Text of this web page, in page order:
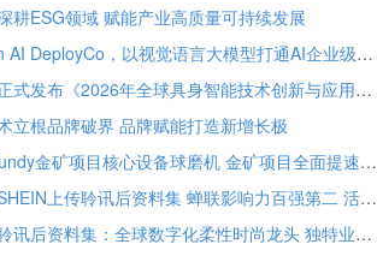
耕ESG领域 赋能产业高质量可持续发展
极视角：对标Open AI DeployCo，以视觉语言大模型打通AI企业级落地“最后一公里”
腾讯云联合沙利文正式发布《2026年全球具身智能技术创新与应用白皮书》
立根品牌破界 品牌赋能打造新增长极
罕王黄金选定Mt Bundy金矿项目核心设备球磨机 金矿项目全面提速
时尚生活方式巨头SHEIN上传聆讯后资料集 蝉联影响力百强第二 活跃顾客达2.73亿
希音向联交所上传聆讯后资料集：全球数字化柔性时尚龙头 独特业务模式构筑坚固护城河